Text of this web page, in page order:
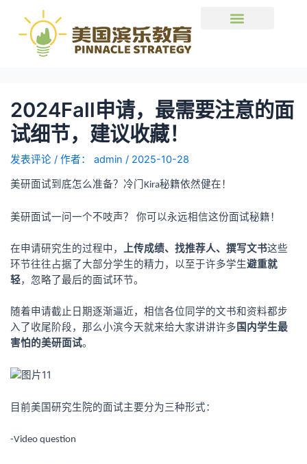
2024Fall申请，最需要注意的面
试细节，建议收藏！
发表评论 / 作者： admin / 2025-10-28
美研面试到底怎么准备？冷门 Kira秘籍依然健在！
美研面试一问一个不吱声？ 你可以永远相信这份面试秘籍！
在申请研究生的过程中， 上传成绩、找推荐人、撰写文书这些
环节往往占据了大部分学生的精力，以至于许多学生避重就
轻，忽略了最后的面试环节。
随着申请截止日期逐渐逼近，相信各位同学的文书和资料都步
入了收尾阶段，那么小滨今天就来给大家讲讲许多 国内学生最
害怕的美研面试。
目前美国研究生院的面试主要分为三种形式：
-Video question